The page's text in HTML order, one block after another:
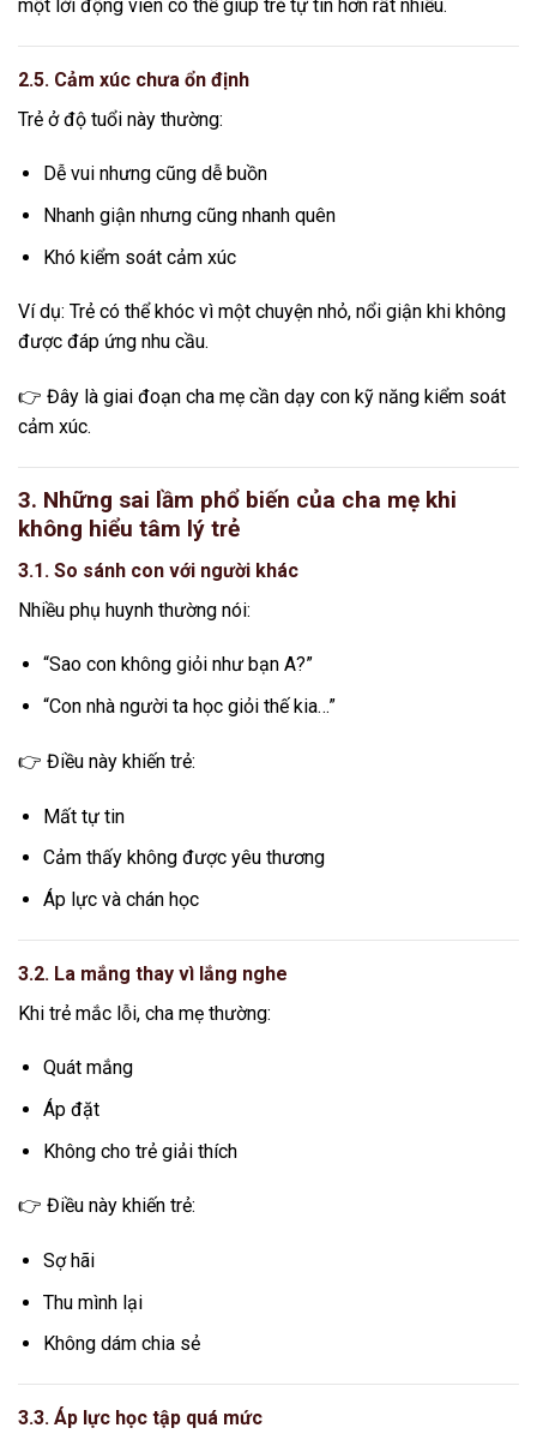
một lời động viên có thể giúp trẻ tự tin hơn rất nhiều.
2.5. Cảm xúc chưa ổn định
Trẻ ở độ tuổi này thường:
Dễ vui nhưng cũng dễ buồn
Nhanh giận nhưng cũng nhanh quên
Khó kiểm soát cảm xúc
Ví dụ: Trẻ có thể khóc vì một chuyện nhỏ, nổi giận khi không
được đáp ứng nhu cầu.
👉 Đây là giai đoạn cha mẹ cần dạy con kỹ năng kiểm soát
cảm xúc.
3. Những sai lầm phổ biến của cha mẹ khi
không hiểu tâm lý trẻ
3.1. So sánh con với người khác
Nhiều phụ huynh thường nói:
“Sao con không giỏi như bạn A?”
“Con nhà người ta học giỏi thế kia…”
👉 Điều này khiến trẻ:
Mất tự tin
Cảm thấy không được yêu thương
Áp lực và chán học
3.2. La mắng thay vì lắng nghe
Khi trẻ mắc lỗi, cha mẹ thường:
Quát mắng
Áp đặt
Không cho trẻ giải thích
👉 Điều này khiến trẻ:
Sợ hãi
Thu mình lại
Không dám chia sẻ
3.3. Áp lực học tập quá mức